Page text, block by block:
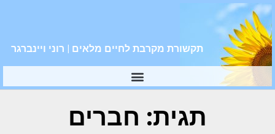
תקשורת מקרבת לחיים מלאים | רוני ויינברגר
תגית: חברים